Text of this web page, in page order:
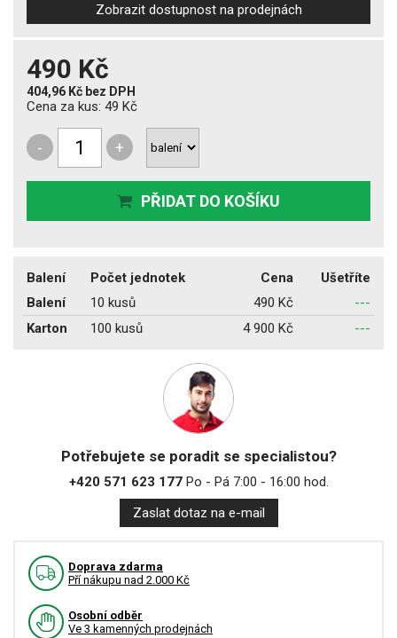
Zobrazit dostupnost na prodejnách
490 Kč
404,96 Kč bez DPH
Cena za kus: 49 Kč
- +
PŘIDAT DO KOŠÍKU
Balení Počet jednotek Cena
Ušetříte
Balení
10 kusů 490 Kč
---
Karton
100 kusů 4 900 Kč ---
Potřebujete se poradit se specialistou?
+420 571 623 177Po - Pá 7:00 - 16:00 hod.
Zaslat dotaz na e-mail
Doprava zdarma
Pří nákupu nad 2.000 Kč
Osobní odběr
Ve 3 kamenných prodejnách